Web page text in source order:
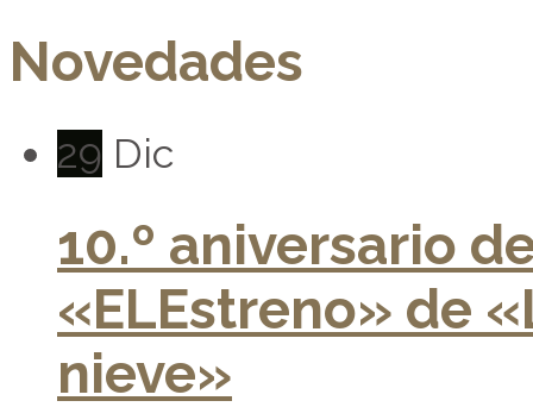
Novedades
29 Dic
10.º aniversario
«ELEstreno» de
nieve»